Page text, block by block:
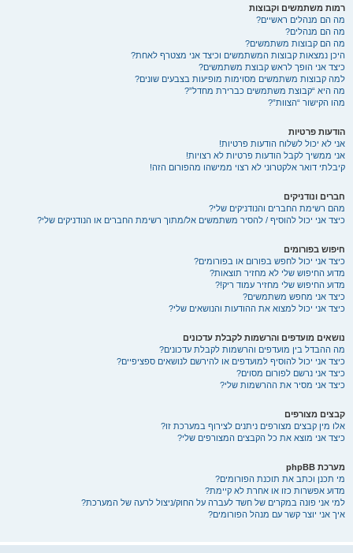
רמות משתמשים וקבוצות
מה הם מנהלים ראשיים?
מה הם מנהלים?
מה הם קבוצות משתמשים?
היכן נמצאות קבוצות המשתמשים וכיצד אני מצטרף לאחת?
כיצד אני הופך לראש קבוצת משתמשים?
למה קבוצות משתמשים מסוימות מופיעות בצבעים שונים?
מה היא “קבוצת משתמשים כברירת מחדל”?
מהו הקישור “הצוות”?
הודעות פרטיות
אני לא יכול לשלוח הודעות פרטיות!
אני ממשיך לקבל הודעות פרטיות לא רצויות!
קיבלתי דואר אלקטרוני לא רצוי ממישהו מהפורום הזה!
חברים ונודניקים
מהם רשימת החברים והנודניקים שלי?
כיצד אני יכול להוסיף / להסיר משתמשים אל/מתוך רשימת החברים או הנודניקים שלי?
חיפוש בפורומים
כיצד אני יכול לחפש בפורום או בפורומים?
מדוע החיפוש שלי לא מחזיר תוצאות?
מדוע החיפוש שלי מחזיר עמוד ריק!?
כיצד אני מחפש משתמשים?
כיצד אני יכול למצוא את ההודעות והנושאים שלי?
נושאים מועדפים והרשמות לקבלת עדכונים
מה ההבדל בין מועדפים והרשמות לקבלת עדכונים?
כיצד אני יכול להוסיף למועדפים או להירשם לנושאים ספציפיים?
כיצד אני נרשם לפורום מסוים?
כיצד אני מסיר את ההרשמות שלי?
קבצים מצורפים
אלו מין קבצים מצורפים ניתנים לצירוף במערכת זו?
כיצד אני מוצא את כל הקבצים המצורפים שלי?
מערכת phpBB
מי תכנן וכתב את תוכנת הפורומים?
מדוע אפשרות כזו או אחרת לא קיימת?
למי אני פונה במקרים של חשד לעברה על החוק/ניצול לרעה של המערכת?
איך אני יוצר קשר עם מנהל הפורומים?